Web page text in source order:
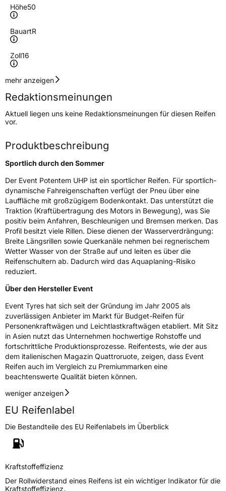
Höhe50
BauartR
Zoll16
Geschwindigkeitsindex
Höchstgeschwindigkeit
270 km/h
Lastindex91
Höchstlast615 kg
Gewicht (in kg)
9 kg
Generelle Merkmale
Fahrzeugtyp PKW
VerwendungSommerreifen
ModellnamePotentem UHP
FahrzeugartPKW & SUV
Weitere Eigenschaften
ZustandNeureifen
VerstärktXL
Felgenschutz MFS
EU Label
Nasshaftung
Rollgeräusch (Klasse)
mehr anzeigen
Redaktionsmeinungen
Aktuell liegen uns keine Redaktionsmeinungen für diesen Reifen
vor.
Produktbeschreibung
Sportlich durch den Sommer
Der Event Potentem UHP ist ein sportlicher Reifen. Für sportlich-
dynamische Fahreigenschaften verfügt der Pneu über eine
Lauffläche mit großzügigem Bodenkontakt. Das unterstützt die
Traktion (Kraftübertragung des Motors in Bewegung), was Sie
positiv beim Anfahren, Beschleunigen und Bremsen merken. Das
Profil besitzt viele Rillen. Diese dienen der Wasserverdrängung:
Breite Längsrillen sowie Querkanäle nehmen bei regnerischem
Wetter Wasser von der Straße auf und leiten es über die
Reifenschultern ab. Dadurch wird das Aquaplaning-Risiko
reduziert.
Über den Hersteller Event
Event Tyres hat sich seit der Gründung im Jahr 2005 als
zuverlässigen Anbieter im Markt für Budget-Reifen für
Personenkraftwägen und Leichtlastkraftwägen etabliert. Mit Sitz
in Asien nutzt das Unternehmen hochwertige Rohstoffe und
fortschrittliche Produktionsprozesse. Reifentests, wie der aus
dem italienischen Magazin Quattroruote, zeigen, dass Event
Reifen auch im Vergleich zu Premiummarken eine
beachtenswerte Qualität bieten können.
weniger anzeigen
EU Reifenlabel
Die Bestandteile des EU Reifenlabels im Überblick
Kraftstoffeffizienz
Der Rollwiderstand eines Reifens ist ein wichtiger Indikator für die
Kraftstoffeffizienz.